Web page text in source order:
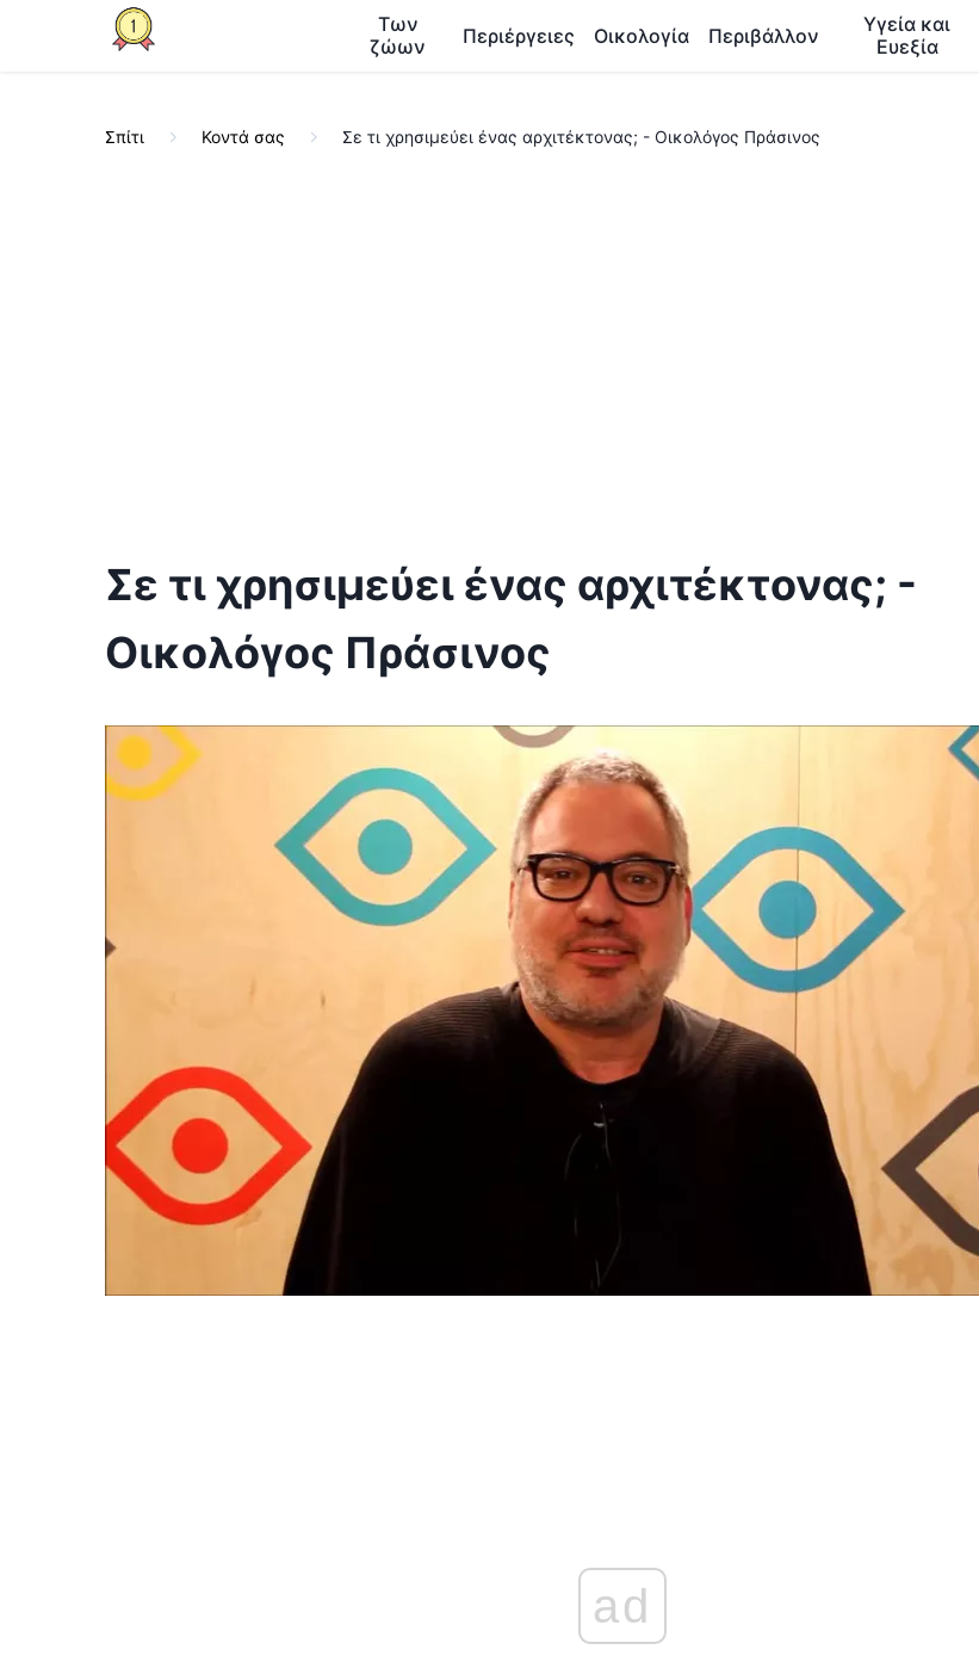
Των
ζώων
Περιέργειες Οικολογία Περιβάλλον
Υγεία και
Ευεξία
Σπίτι Κοντά σας Σε τι χρησιμεύει ένας αρχιτέκτονας; - Οικολόγος Πράσινος
Σε τι χρησιμεύει ένας αρχιτέκτονας; -
Οικολόγος Πράσινος
ad